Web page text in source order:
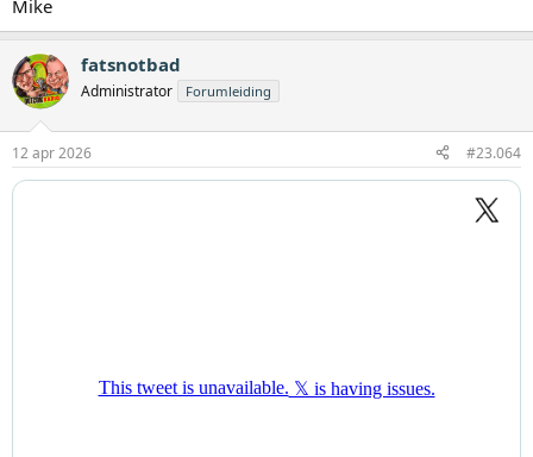
Mike
fatsnotbad
Administrator Forumleiding
12 apr 2026 #23.064